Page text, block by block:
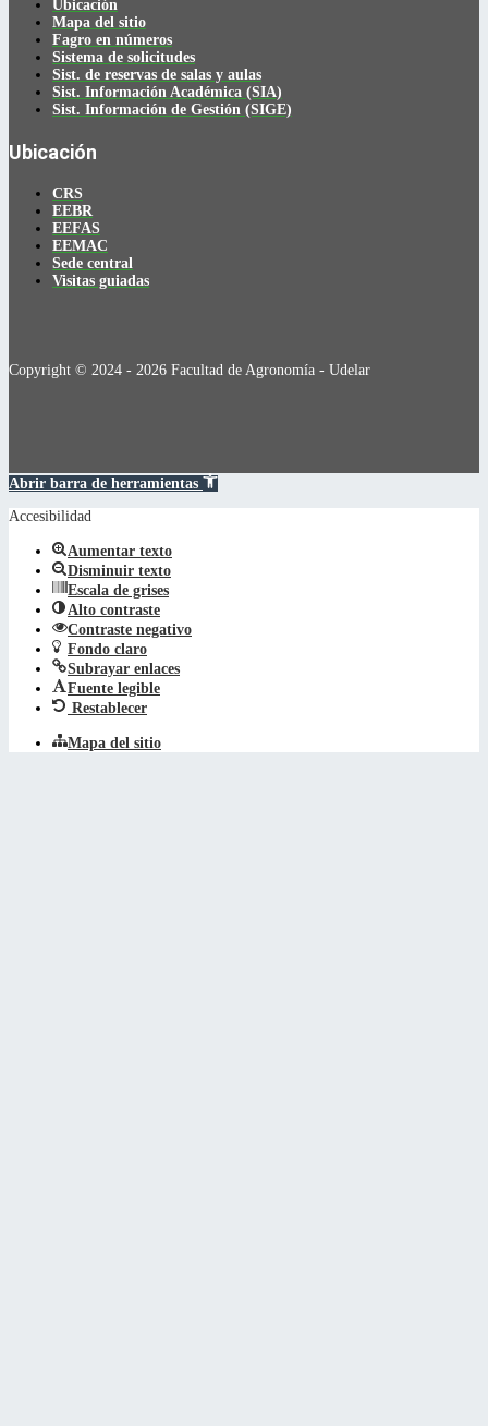
Ubicación
Mapa del sitio
Fagro en números
Sistema de solicitudes
Sist. de reservas de salas y aulas
Sist. Información Académica (SIA)
Sist. Información de Gestión (SIGE)
Ubicación
CRS
EEBR
EEFAS
EEMAC
Sede central
Visitas guiadas
Copyright © 2024 - 2026 Facultad de Agronomía - Udelar
Abrir barra de herramientas
Accesibilidad
Aumentar texto
Disminuir texto
Escala de grises
Alto contraste
Contraste negativo
Fondo claro
Subrayar enlaces
Fuente legible
Restablecer
Mapa del sitio